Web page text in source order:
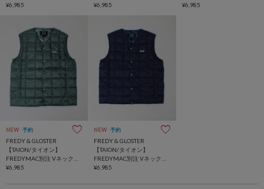
ンナーダウンベスト
¥6,985
ンナーダウンベスト
¥6,985
ンナーダウンベスト
¥6,985
NEW 予約
FREDY & GLOSTER
【TAION/タイオン】
FREDYMAC別注 Vネックイ
ンナーダウンベスト
¥6,985
NEW 予約
FREDY & GLOSTER
【TAION/タイオン】
FREDYMAC別注 Vネックイ
ンナーダウンベスト
¥6,985